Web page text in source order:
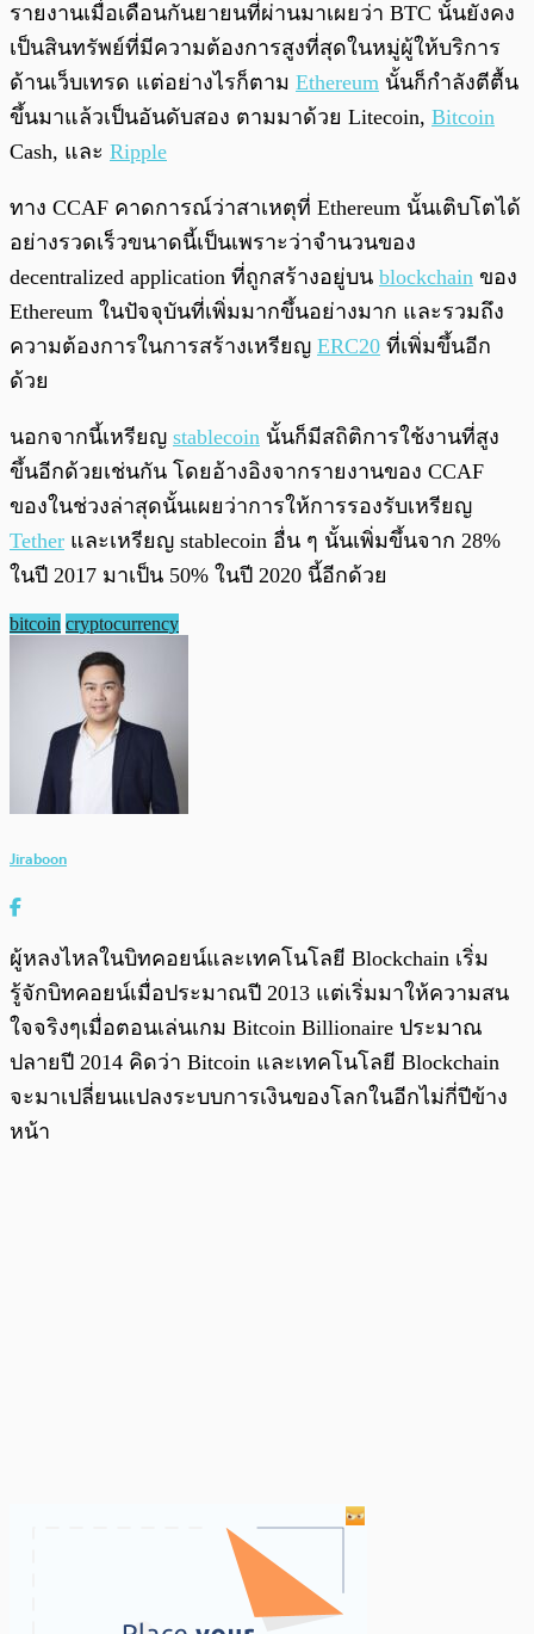
รายงานเมื่อเดือนกันยายนที่ผ่านมาเผยว่า BTC นั้นยังคง
เป็นสินทรัพย์ที่มีความต้องการสูงที่สุดในหมู่ผู้ให้บริการ
ด้านเว็บเทรด แต่อย่างไรก็ตาม Ethereum นั้นก็กำลังตีตื้น
ขึ้นมาแล้วเป็นอันดับสอง ตามมาด้วย Litecoin, Bitcoin
Cash, และ Ripple
ทาง CCAF คาดการณ์ว่าสาเหตุที่ Ethereum นั้นเติบโตได้
อย่างรวดเร็วขนาดนี้เป็นเพราะว่าจำนวนของ
decentralized application ที่ถูกสร้างอยู่บน blockchain ของ
Ethereum ในปัจจุบันที่เพิ่มมากขึ้นอย่างมาก และรวมถึง
ความต้องการในการสร้างเหรียญ ERC20 ที่เพิ่มขึ้นอีก
ด้วย
นอกจากนี้เหรียญ stablecoin นั้นก็มีสถิติการใช้งานที่สูง
ขึ้นอีกด้วยเช่นกัน โดยอ้างอิงจากรายงานของ CCAF
ของในช่วงล่าสุดนั้นเผยว่าการให้การรองรับเหรียญ
Tether และเหรียญ stablecoin อื่น ๆ นั้นเพิ่มขึ้นจาก 28%
ในปี 2017 มาเป็น 50% ในปี 2020 นี้อีกด้วย
bitcoin cryptocurrency
Jiraboon
ผู้หลงไหลในบิทคอยน์และเทคโนโลยี Blockchain เริ่ม
รู้จักบิทคอยน์เมื่อประมาณปี 2013 แต่เริ่มมาให้ความสน
ใจจริงๆเมื่อตอนเล่นเกม Bitcoin Billionaire ประมาณ
ปลายปี 2014 คิดว่า Bitcoin และเทคโนโลยี Blockchain
จะมาเปลี่ยนแปลงระบบการเงินของโลกในอีกไม่กี่ปีข้าง
หน้า